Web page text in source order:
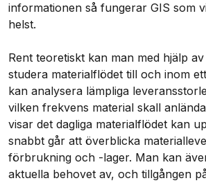
informationen så fungerar GIS som
helst.
Rent teoretiskt kan man med hjälp
studera materialflödet till och inom
kan analysera lämpliga
vilken frekvens material skall
visar det dagliga materialflödet kan
snabbt går att överblicka
förbrukning och -lager. Man kan
aktuella behovet av, och tillgången